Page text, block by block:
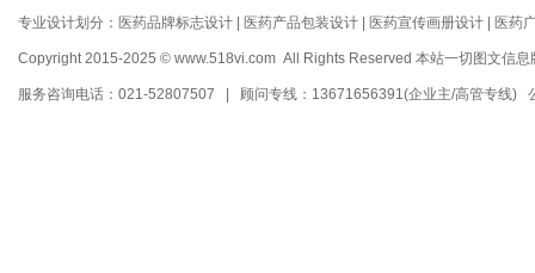
专业设计划分： 医药品牌标志设计 医药产品包装设计 医药宣传画册设计 医药
Copyright 2015-2025 © www.518vi.com All Rights Reserved 本站一切图文信
服务咨询电话：021-52807507 | 顾问专线：13671656391(企业主/高管专线)